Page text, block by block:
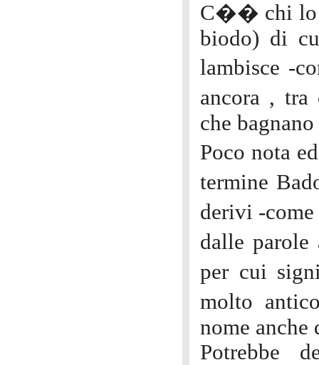
C�� chi lo
biodo) di
lambisce -
ancora ,
che
Poco nota
termine
derivi -
dalle
per cui
molto
nome anche
Potrebbe